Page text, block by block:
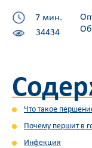
7 мин.
34434
Что такое
Почему першит в
Инфекция